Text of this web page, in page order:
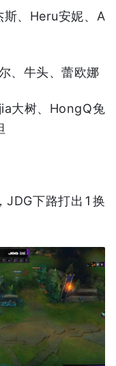
、Heru安妮、A
、牛头、蕾欧娜
大树、HongQ兔
JDG下路打出1换